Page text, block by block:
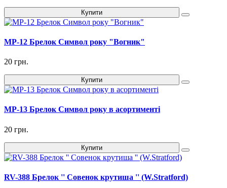
Купити
MP-12 Брелок Символ року "Вогник"
20 грн.
Купити
MP-13 Брелок Символ року в асортименті
20 грн.
Купити
RV-388 Брелок '' Совенок крутиша '' (W.Stratford)